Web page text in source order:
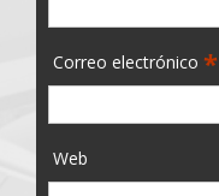
Correo electrónico *
Web